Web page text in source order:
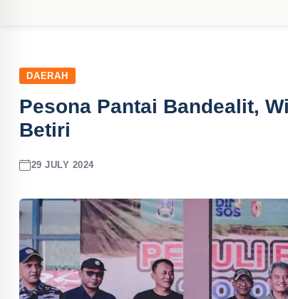
DAERAH
Pesona Pantai Bandealit,
Betiri
29 JULY 2024